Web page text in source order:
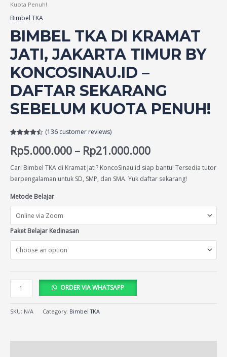
Kuota Penuh!
Bimbel TKA
BIMBEL TKA DI KRAMAT
JATI, JAKARTA TIMUR BY
KONCOSINAU.ID –
DAFTAR SEKARANG
SEBELUM KUOTA PENUH!
out of 5
based on
customer
ratings
(136customer reviews)
Rp5.000.000 – Rp21.000.000
Cari Bimbel TKA di Kramat Jati? KoncoSinau.id siap bantu! Tersedia tutor
berpengalaman untuk SD, SMP, dan SMA. Yuk daftar sekarang!
Metode Belajar
Paket Belajar Kedinasan
ORDER VIA WHATSAPP
SKU: N/A Category: Bimbel TKA